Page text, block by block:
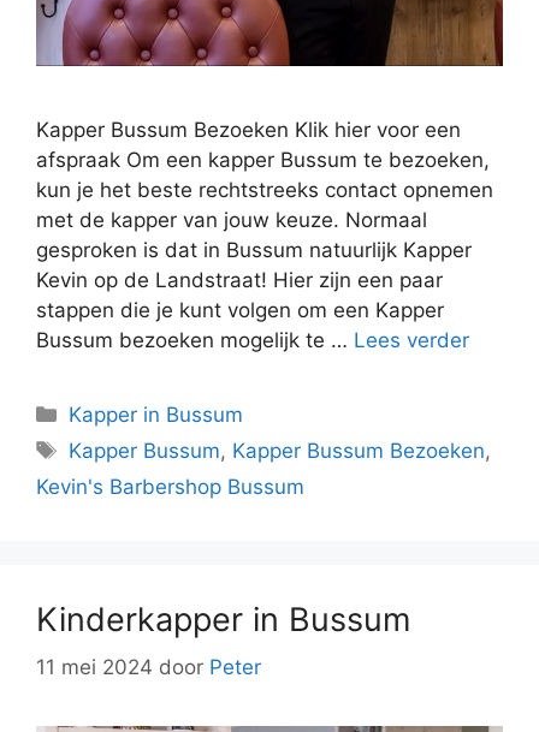
Kapper Bussum Bezoeken Klik hier voor een
afspraak Om een kapper Bussum te bezoeken,
kun je het beste rechtstreeks contact opnemen
met de kapper van jouw keuze. Normaal
gesproken is dat in Bussum natuurlijk Kapper
Kevin op de Landstraat! Hier zijn een paar
stappen die je kunt volgen om een Kapper
Bussum bezoeken mogelijk te … Lees verder
Kapper in Bussum
Kapper Bussum, Kapper Bussum Bezoeken,
Kevin's Barbershop Bussum
Kinderkapper in Bussum
11 mei 2024 door Peter